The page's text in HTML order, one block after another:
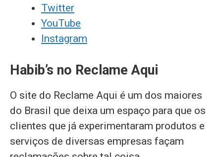
Twitter
YouTube
Instagram
Habib’s no Reclame Aqui
O site do Reclame Aqui é um dos maiores
do Brasil que deixa um espaço para que os
clientes que já experimentaram produtos e
serviços de diversas empresas façam